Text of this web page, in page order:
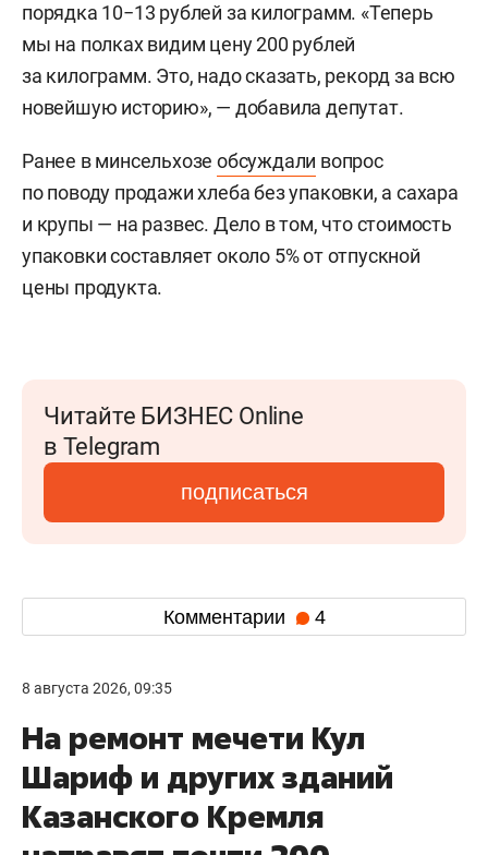
порядка 10−13 рублей за килограмм. «Теперь
мы на полках видим цену 200 рублей
за килограмм. Это, надо сказать, рекорд за всю
новейшую историю», — добавила депутат.
Ранее в минсельхозеобсуждали вопрос
по поводу продажи хлеба без упаковки, а сахара
и крупы — на развес. Дело в том, что стоимость
упаковки составляет около 5% от отпускной
цены продукта.
Читайте БИЗНЕС Online
в Telegram
подписаться
Комментарии 4
8 августа 2026, 09:35
На ремонт мечети Кул
Шариф и других зданий
Казанского Кремля